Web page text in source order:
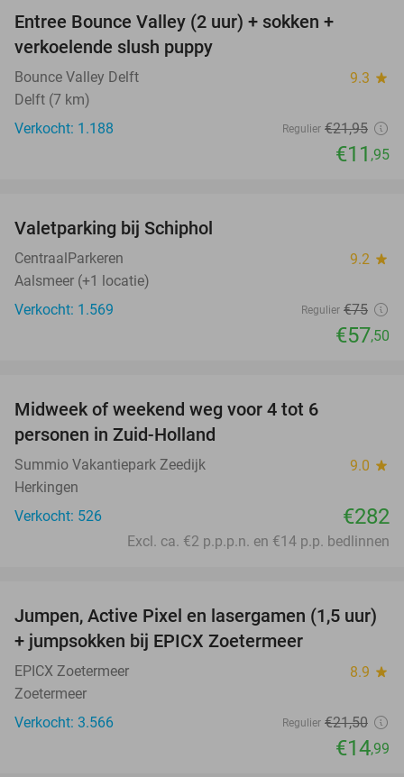
Entree Bounce Valley (2 uur) + sokken +
verkoelende slush puppy
Bounce Valley Delft 9.3 star
Delft (7 km)
Verkocht: 1.188
Regulier €21,95
€11 ,95
Valetparking bij Schiphol
CentraalParkeren 9.2 star
Aalsmeer (+1 locatie)
Verkocht: 1.569
Regulier €75
€57,50
Midweek of weekend weg voor 4 tot 6
personen in Zuid-Holland
Summio Vakantiepark Zeedijk 9.0 star
Herkingen
Verkocht: 526
€282
Excl. ca. €2 p.p.p.n. en €14 p.p. bedlinnen
30%
Jumpen, Active Pixel en lasergamen (1,5 uur)
+ jumpsokken bij EPICX Zoetermeer
EPICX Zoetermeer 8.9 star
Zoetermeer
Verkocht: 3.566
Regulier €21,50
€14,99